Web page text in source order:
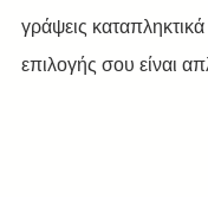
γράψεις καταπληκτικά
επιλογής σου είναι